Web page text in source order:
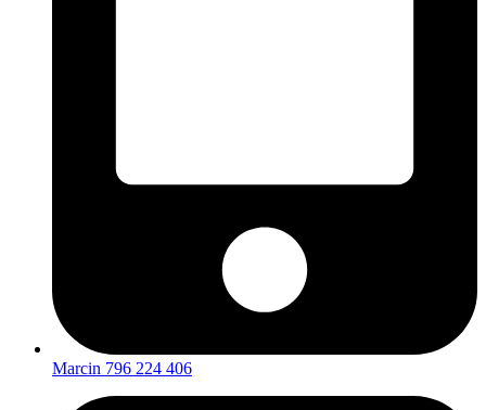
Marcin 796 224 406